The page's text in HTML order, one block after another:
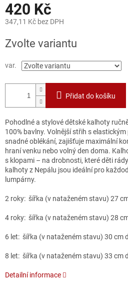
420 Kč
347,11 Kč bez DPH
cena:
Zvolte variantu
var.
Přidat do košíku
Pohodlné a stylové dětské kalhoty
100% bavlny. Volnější střih s
snadné oblékání, zajišťuje maximální
hraní venku nebo volný den doma.
s klopami – na drobnosti, které děti
kalhoty z Nepálu jsou ideální pro
lumpárny.
2 roky: šířka (v nataženém stavu) 27
4 roky: šířka (v nataženém stavu) 28
6 let: šířka (v nataženém stavu) 30 cm
8 let: šířka (v nataženém stavu) 33 cm
Detailní informace